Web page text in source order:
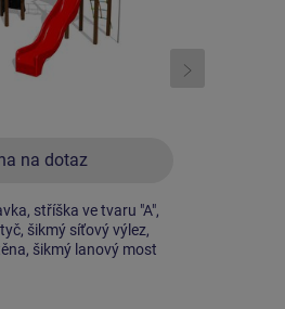
na dotaz
stříška ve tvaru "A",
šikmý síťový výlez,
šikmý lanový most